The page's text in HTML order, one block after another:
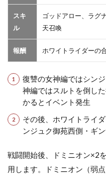
スキ
ル
ゴッドアロー、ラグ
天召喚
報酬 ホワイトライダーの
復讐の女神編ではシン
神編ではスルトを倒し
かるとイベント発生
その後、ホワイトライ
ンジュク御苑西側・ギ
戦闘開始後、ドミニオン×2
用します。ドミニオン（弱